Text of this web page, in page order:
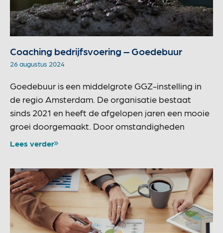
Coaching bedrijfsvoering – Goedebuur
26 augustus 2024
Goedebuur is een middelgrote GGZ-instelling in
de regio Amsterdam. De organisatie bestaat
sinds 2021 en heeft de afgelopen jaren een mooie
groei doorgemaakt. Door omstandigheden
Lees verder